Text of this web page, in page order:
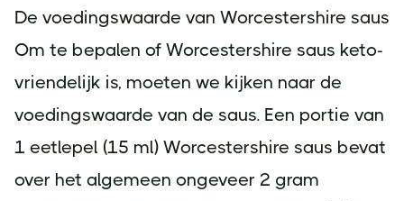
De voedingswaarde van Worcestershire saus
Om te bepalen of Worcestershire saus keto-
vriendelijk is, moeten we kijken naar de
voedingswaarde van de saus. Een portie van
1 eetlepel (15 ml) Worcestershire saus bevat
over het algemeen ongeveer 2 gram